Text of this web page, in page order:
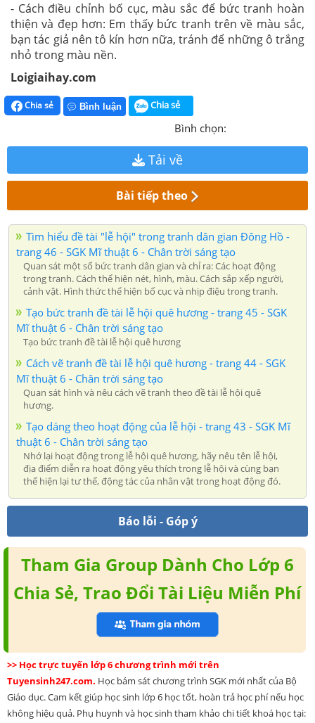
- Cách điều chỉnh bố cục, màu sắc để bức tranh hoàn
thiện và đẹp hơn: Em thấy bức tranh trên về màu sắc,
bạn tác giả nên tô kín hơn nữa, tránh để những ô trắng
nhỏ trong màu nền.
Loigiaihay.com
Chia sẻ Bình luận Chia sẻ
Bình chọn:
Tải về
Bài tiếp theo
Tìm hiểu đề tài "lễ hội" trong tranh dân gian Đông Hồ -
trang 46 - SGK Mĩ thuật 6 - Chân trời sáng tạo
Quan sát một số bức tranh dân gian và chỉ ra: Các hoạt động
trong tranh. Cách thể hiện nét, hình, màu. Cách sắp xếp người,
cảnh vật. Hình thức thể hiện bố cục và nhịp điệu trong tranh.
Tạo bức tranh đề tài lễ hội quê hương - trang 45 - SGK
Mĩ thuật 6 - Chân trời sáng tạo
Tạo bức tranh đề tài lễ hội quê hương
Cách vẽ tranh đề tài lễ hội quê hương - trang 44 - SGK
Mĩ thuật 6 - Chân trời sáng tạo
Quan sát hình và nêu cách vẽ tranh theo đề tài lễ hội quê
hương.
Tạo dáng theo hoạt động của lễ hội - trang 43 - SGK Mĩ
thuật 6 - Chân trời sáng tạo
Nhớ lại hoạt động trong lễ hội quê hương, hãy nêu tên lễ hội,
địa điểm diễn ra hoạt động yêu thích trong lễ hội và cùng bạn
thể hiện lại tư thế, động tác của nhân vật trong hoạt động đó.
Báo lỗi - Góp ý
Tham Gia Group Dành Cho Lớp 6
Chia Sẻ, Trao Đổi Tài Liệu Miễn Phí
>> Học trực tuyến lớp 6 chương trình mới trên
Tuyensinh247.com. Học bám sát chương trình SGK mới nhất của Bộ
Giáo dục. Cam kết giúp học sinh lớp 6 học tốt, hoàn trả học phí nếu học
không hiệu quả. Phụ huynh và học sinh tham khảo chi tiết khoá học tại: